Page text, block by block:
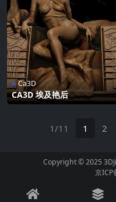
Ca3D
CA3D 埃及艳后
1/11 1 2
Copyright © 2025
京ICP